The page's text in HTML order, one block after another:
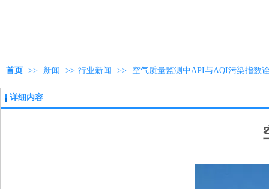
首页 >> 新闻 >> 行业新闻 >> 空气质量监测中API与AQI污染指数
详细内容